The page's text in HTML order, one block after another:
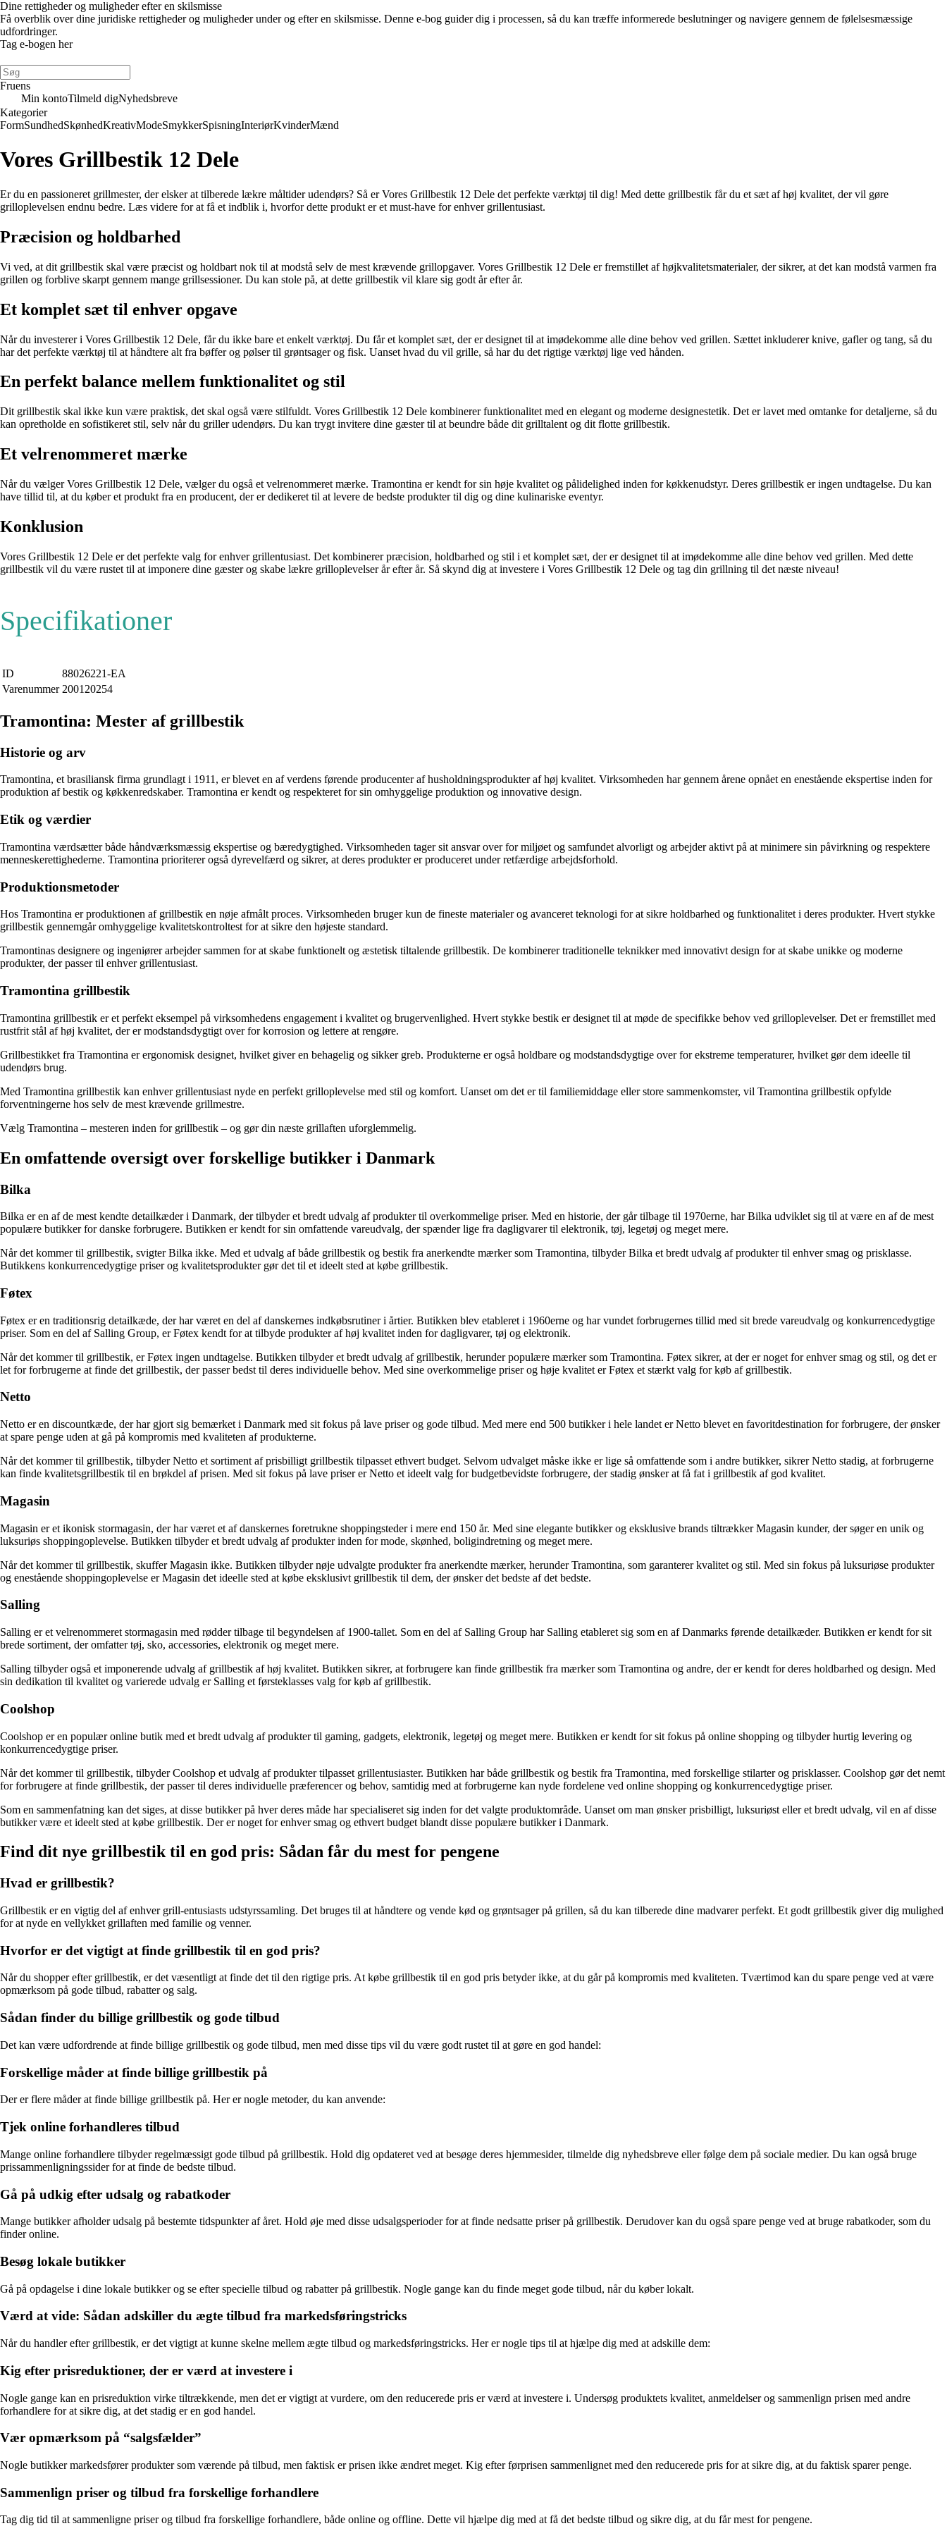
Dine rettigheder og muligheder efter en skilsmisse
Få overblik over dine juridiske rettigheder og muligheder under og efter en skilsmisse. Denne e-bog guider dig i processen, så du kan træffe informerede beslutninger og navigere gennem de følelsesmæssige
udfordringer.
Tag e-bogen her
Fruens
Min kontoTilmeld digNyhedsbreve
Kategorier
FormSundhedSkønhedKreativModeSmykkerSpisningInteriørKvinderMænd
Vores Grillbestik 12 Dele
Er du en passioneret grillmester, der elsker at tilberede lækre måltider udendørs? Så er Vores Grillbestik 12 Dele det perfekte værktøj til dig! Med dette grillbestik får du et sæt af høj kvalitet, der vil gøre
grilloplevelsen endnu bedre. Læs videre for at få et indblik i, hvorfor dette produkt er et must-have for enhver grillentusiast.
Præcision og holdbarhed
Vi ved, at dit grillbestik skal være præcist og holdbart nok til at modstå selv de mest krævende grillopgaver. Vores Grillbestik 12 Dele er fremstillet af højkvalitetsmaterialer, der sikrer, at det kan modstå varmen fra
grillen og forblive skarpt gennem mange grillsessioner. Du kan stole på, at dette grillbestik vil klare sig godt år efter år.
Et komplet sæt til enhver opgave
Når du investerer i Vores Grillbestik 12 Dele, får du ikke bare et enkelt værktøj. Du får et komplet sæt, der er designet til at imødekomme alle dine behov ved grillen. Sættet inkluderer knive, gafler og tang, så du
har det perfekte værktøj til at håndtere alt fra bøffer og pølser til grøntsager og fisk. Uanset hvad du vil grille, så har du det rigtige værktøj lige ved hånden.
En perfekt balance mellem funktionalitet og stil
Dit grillbestik skal ikke kun være praktisk, det skal også være stilfuldt. Vores Grillbestik 12 Dele kombinerer funktionalitet med en elegant og moderne designestetik. Det er lavet med omtanke for detaljerne, så du
kan opretholde en sofistikeret stil, selv når du griller udendørs. Du kan trygt invitere dine gæster til at beundre både dit grilltalent og dit flotte grillbestik.
Et velrenommeret mærke
Når du vælger Vores Grillbestik 12 Dele, vælger du også et velrenommeret mærke. Tramontina er kendt for sin høje kvalitet og pålidelighed inden for køkkenudstyr. Deres grillbestik er ingen undtagelse. Du kan
have tillid til, at du køber et produkt fra en producent, der er dedikeret til at levere de bedste produkter til dig og dine kulinariske eventyr.
Konklusion
Vores Grillbestik 12 Dele er det perfekte valg for enhver grillentusiast. Det kombinerer præcision, holdbarhed og stil i et komplet sæt, der er designet til at imødekomme alle dine behov ved grillen. Med dette
grillbestik vil du være rustet til at imponere dine gæster og skabe lækre grilloplevelser år efter år. Så skynd dig at investere i Vores Grillbestik 12 Dele og tag din grillning til det næste niveau!
Specifikationer
ID
88026221-EA
Varenummer 200120254
Tramontina: Mester af grillbestik
Historie og arv
Tramontina, et brasiliansk firma grundlagt i 1911, er blevet en af verdens førende producenter af husholdningsprodukter af høj kvalitet. Virksomheden har gennem årene opnået en enestående ekspertise inden for
produktion af bestik og køkkenredskaber. Tramontina er kendt og respekteret for sin omhyggelige produktion og innovative design.
Etik og værdier
Tramontina værdsætter både håndværksmæssig ekspertise og bæredygtighed. Virksomheden tager sit ansvar over for miljøet og samfundet alvorligt og arbejder aktivt på at minimere sin påvirkning og respektere
menneskerettighederne. Tramontina prioriterer også dyrevelfærd og sikrer, at deres produkter er produceret under retfærdige arbejdsforhold.
Produktionsmetoder
Hos Tramontina er produktionen af grillbestik en nøje afmålt proces. Virksomheden bruger kun de fineste materialer og avanceret teknologi for at sikre holdbarhed og funktionalitet i deres produkter. Hvert stykke
grillbestik gennemgår omhyggelige kvalitetskontroltest for at sikre den højeste standard.
Tramontinas designere og ingeniører arbejder sammen for at skabe funktionelt og æstetisk tiltalende grillbestik. De kombinerer traditionelle teknikker med innovativt design for at skabe unikke og moderne
produkter, der passer til enhver grillentusiast.
Tramontina grillbestik
Tramontina grillbestik er et perfekt eksempel på virksomhedens engagement i kvalitet og brugervenlighed. Hvert stykke bestik er designet til at møde de specifikke behov ved grilloplevelser. Det er fremstillet med
rustfrit stål af høj kvalitet, der er modstandsdygtigt over for korrosion og lettere at rengøre.
Grillbestikket fra Tramontina er ergonomisk designet, hvilket giver en behagelig og sikker greb. Produkterne er også holdbare og modstandsdygtige over for ekstreme temperaturer, hvilket gør dem ideelle til
udendørs brug.
Med Tramontina grillbestik kan enhver grillentusiast nyde en perfekt grilloplevelse med stil og komfort. Uanset om det er til familiemiddage eller store sammenkomster, vil Tramontina grillbestik opfylde
forventningerne hos selv de mest krævende grillmestre.
Vælg Tramontina – mesteren inden for grillbestik – og gør din næste grillaften uforglemmelig.
En omfattende oversigt over forskellige butikker i Danmark
Bilka
Bilka er en af de mest kendte detailkæder i Danmark, der tilbyder et bredt udvalg af produkter til overkommelige priser. Med en historie, der går tilbage til 1970erne, har Bilka udviklet sig til at være en af de mest
populære butikker for danske forbrugere. Butikken er kendt for sin omfattende vareudvalg, der spænder lige fra dagligvarer til elektronik, tøj, legetøj og meget mere.
Når det kommer til grillbestik, svigter Bilka ikke. Med et udvalg af både grillbestik og bestik fra anerkendte mærker som Tramontina, tilbyder Bilka et bredt udvalg af produkter til enhver smag og prisklasse.
Butikkens konkurrencedygtige priser og kvalitetsprodukter gør det til et ideelt sted at købe grillbestik.
Føtex
Føtex er en traditionsrig detailkæde, der har været en del af danskernes indkøbsrutiner i årtier. Butikken blev etableret i 1960erne og har vundet forbrugernes tillid med sit brede vareudvalg og konkurrencedygtige
priser. Som en del af Salling Group, er Føtex kendt for at tilbyde produkter af høj kvalitet inden for dagligvarer, tøj og elektronik.
Når det kommer til grillbestik, er Føtex ingen undtagelse. Butikken tilbyder et bredt udvalg af grillbestik, herunder populære mærker som Tramontina. Føtex sikrer, at der er noget for enhver smag og stil, og det er
let for forbrugerne at finde det grillbestik, der passer bedst til deres individuelle behov. Med sine overkommelige priser og høje kvalitet er Føtex et stærkt valg for køb af grillbestik.
Netto
Netto er en discountkæde, der har gjort sig bemærket i Danmark med sit fokus på lave priser og gode tilbud. Med mere end 500 butikker i hele landet er Netto blevet en favoritdestination for forbrugere, der ønsker
at spare penge uden at gå på kompromis med kvaliteten af ​​produkterne.
Når det kommer til grillbestik, tilbyder Netto et sortiment af prisbilligt grillbestik tilpasset ethvert budget. Selvom udvalget måske ikke er lige så omfattende som i andre butikker, sikrer Netto stadig, at forbrugerne
kan finde kvalitetsgrillbestik til en brøkdel af prisen. Med sit fokus på lave priser er Netto et ideelt valg for budgetbevidste forbrugere, der stadig ønsker at få fat i grillbestik af god kvalitet.
Magasin
Magasin er et ikonisk stormagasin, der har været et af danskernes foretrukne shoppingsteder i mere end 150 år. Med sine elegante butikker og eksklusive brands tiltrækker Magasin kunder, der søger en unik og
luksuriøs shoppingoplevelse. Butikken tilbyder et bredt udvalg af produkter inden for mode, skønhed, boligindretning og meget mere.
Når det kommer til grillbestik, skuffer Magasin ikke. Butikken tilbyder nøje udvalgte produkter fra anerkendte mærker, herunder Tramontina, som garanterer kvalitet og stil. Med sin fokus på luksuriøse produkter
og enestående shoppingoplevelse er Magasin det ideelle sted at købe eksklusivt grillbestik til dem, der ønsker det bedste af det bedste.
Salling
Salling er et velrenommeret stormagasin med rødder tilbage til begyndelsen af 1900-tallet. Som en del af Salling Group har Salling etableret sig som en af Danmarks førende detailkæder. Butikken er kendt for sit
brede sortiment, der omfatter tøj, sko, accessories, elektronik og meget mere.
Salling tilbyder også et imponerende udvalg af grillbestik af høj kvalitet. Butikken sikrer, at forbrugere kan finde grillbestik fra mærker som Tramontina og andre, der er kendt for deres holdbarhed og design. Med
sin dedikation til kvalitet og varierede udvalg er Salling et førsteklasses valg for køb af grillbestik.
Coolshop
Coolshop er en populær online butik med et bredt udvalg af produkter til gaming, gadgets, elektronik, legetøj og meget mere. Butikken er kendt for sit fokus på online shopping og tilbyder hurtig levering og
konkurrencedygtige priser.
Når det kommer til grillbestik, tilbyder Coolshop et udvalg af produkter tilpasset grillentusiaster. Butikken har både grillbestik og bestik fra Tramontina, med forskellige stilarter og prisklasser. Coolshop gør det nemt
for forbrugere at finde grillbestik, der passer til deres individuelle præferencer og behov, samtidig med at forbrugerne kan nyde fordelene ved online shopping og konkurrencedygtige priser.
Som en sammenfatning kan det siges, at disse butikker på hver deres måde har specialiseret sig inden for det valgte produktområde. Uanset om man ønsker prisbilligt, luksuriøst eller et bredt udvalg, vil en af ​​disse
butikker være et ideelt sted at købe grillbestik. Der er noget for enhver smag og ethvert budget blandt disse populære butikker i Danmark.
Find dit nye grillbestik til en god pris: Sådan får du mest for pengene
Hvad er grillbestik?
Grillbestik er en vigtig del af enhver grill-entusiasts udstyrssamling. Det bruges til at håndtere og vende kød og grøntsager på grillen, så du kan tilberede dine madvarer perfekt. Et godt grillbestik giver dig mulighed
for at nyde en vellykket grillaften med familie og venner.
Hvorfor er det vigtigt at finde grillbestik til en god pris?
Når du shopper efter grillbestik, er det væsentligt at finde det til den rigtige pris. At købe grillbestik til en god pris betyder ikke, at du går på kompromis med kvaliteten. Tværtimod kan du spare penge ved at være
opmærksom på gode tilbud, rabatter og salg.
Sådan finder du billige grillbestik og gode tilbud
Det kan være udfordrende at finde billige grillbestik og gode tilbud, men med disse tips vil du være godt rustet til at gøre en god handel:
Forskellige måder at finde billige grillbestik på
Der er flere måder at finde billige grillbestik på. Her er nogle metoder, du kan anvende:
Tjek online forhandleres tilbud
Mange online forhandlere tilbyder regelmæssigt gode tilbud på grillbestik. Hold dig opdateret ved at besøge deres hjemmesider, tilmelde dig nyhedsbreve eller følge dem på sociale medier. Du kan også bruge
prissammenligningssider for at finde de bedste tilbud.
Gå på udkig efter udsalg og rabatkoder
Mange butikker afholder udsalg på bestemte tidspunkter af året. Hold øje med disse udsalgsperioder for at finde nedsatte priser på grillbestik. Derudover kan du også spare penge ved at bruge rabatkoder, som du
finder online.
Besøg lokale butikker
Gå på opdagelse i dine lokale butikker og se efter specielle tilbud og rabatter på grillbestik. Nogle gange kan du finde meget gode tilbud, når du køber lokalt.
Værd at vide: Sådan adskiller du ægte tilbud fra markedsføringstricks
Når du handler efter grillbestik, er det vigtigt at kunne skelne mellem ægte tilbud og markedsføringstricks. Her er nogle tips til at hjælpe dig med at adskille dem:
Kig efter prisreduktioner, der er værd at investere i
Nogle gange kan en prisreduktion virke tiltrækkende, men det er vigtigt at vurdere, om den reducerede pris er værd at investere i. Undersøg produktets kvalitet, anmeldelser og sammenlign prisen med andre
forhandlere for at sikre dig, at det stadig er en god handel.
Vær opmærksom på “salgsfælder”
Nogle butikker markedsfører produkter som værende på tilbud, men faktisk er prisen ikke ændret meget. Kig efter førprisen sammenlignet med den reducerede pris for at sikre dig, at du faktisk sparer penge.
Sammenlign priser og tilbud fra forskellige forhandlere
Tag dig tid til at sammenligne priser og tilbud fra forskellige forhandlere, både online og offline. Dette vil hjælpe dig med at få det bedste tilbud og sikre dig, at du får mest for pengene.